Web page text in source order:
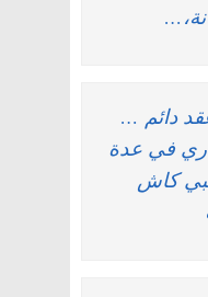
وعقد دائم …
تجاري في عدة
كاش